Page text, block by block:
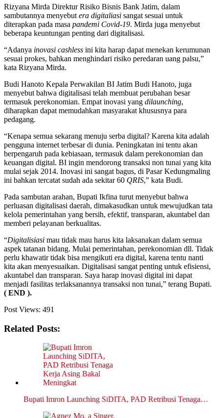
Rizyana Mirda Direktur Risiko Bisnis Bank Jatim, dalam
sambutannya menyebut era digitaliasi sangat sesuai untuk
diterapkan pada masa pandemi Covid-19. Mirda juga menyebut
beberapa keuntungan penting dari digitalisasi.
“Adanya inovasi cashless ini kita harap dapat menekan kerumunan
sesuai prokes, bahkan menghindari risiko peredaran uang palsu,”
kata Rizyana Mirda.
Budi Hanoto Kepala Perwakilan BI Jatim Budi Hanoto, juga
menyebut bahwa digitalisasi telah membuat perubahan besar
termasuk perekonomian. Empat inovasi yang dilaunching,
diharapkan dapat memudahkan masyarakat khususnya para
pedagang.
“Kenapa semua sekarang menuju serba digital? Karena kita adalah
pengguna internet terbesar di dunia. Peningkatan ini tentu akan
berpengaruh pada kebiasaan, termasuk dalam perekonomian dan
keuangan digital. BI ingin mendorong transaksi non tunai yang kita
mulai sejak 2014. Inovasi ini sangat bagus, di Pasar Kedungmaling
ini bahkan tercatat sudah ada sekitar 60 QRIS,” kata Budi.
Pada sambutan arahan, Bupati Ikfina turut menyebut bahwa
perluasan digitalisasi daerah, dimakasudkan untuk mewujudkan tata
kelola pemerintahan yang bersih, efektif, transparan, akuntabel dan
memberi pelayanan berkualitas.
“Digitalisiasi mau tidak mau harus kita laksanakan dalam semua
aspek tatanan bidang. Mulai pemerintahan, perekonomian dll. Tidak
perlu khawatir tidak bisa mengikuti era digital, karena tentu nanti
kita akan menyesuaikan. Digitalisasi sangat penting untuk efisiensi,
akuntabel dan transparan. Saya harap inovasi digital ini dapat
menjadi fasilitas terlaksanannya transaksi non tunai,” terang Bupati.
( END ).
Post Views: 491
Related Posts:
Bupati Imron Launching SiDITA, PAD Retribusi Tenaga…